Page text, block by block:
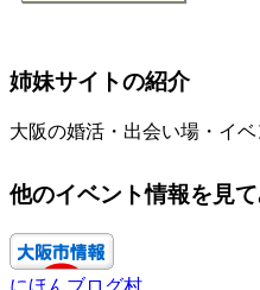
姉妹サイトの紹介
大阪の婚活・出会い場・イ
他のイベント情報を見
にほんブログ村